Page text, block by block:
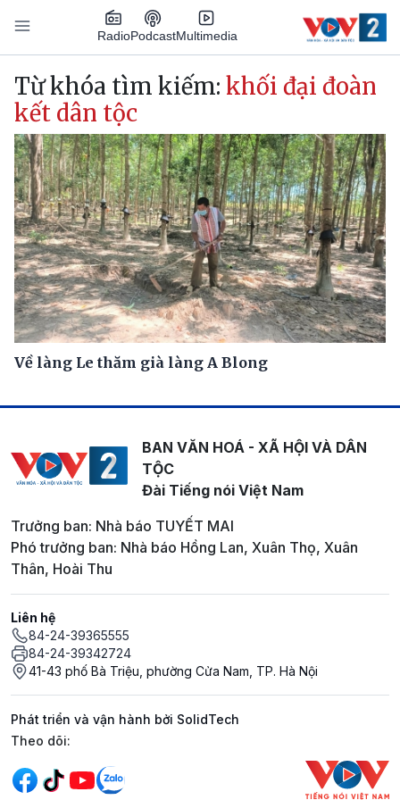
Nhảy đến nội dung
RadioPodcastMultimedia
Main navigation
Từ khóa tìm kiếm: khối đại đoàn
kết dân tộc
Về làng Le thăm già làng A Blong
BAN VĂN HOÁ - XÃ HỘI VÀ DÂN
TỘC
Đài Tiếng nói Việt Nam
Trưởng ban: Nhà báo TUYẾT MAI
Phó trưởng ban: Nhà báo Hồng Lan, Xuân Thọ, Xuân
Thân, Hoài Thu
Liên hệ
84-24-39365555
84-24-39342724
41-43 phố Bà Triệu, phường Cửa Nam, TP. Hà Nội
Phát triển và vận hành bởi SolidTech
Mạng xã hội
Theo dõi: